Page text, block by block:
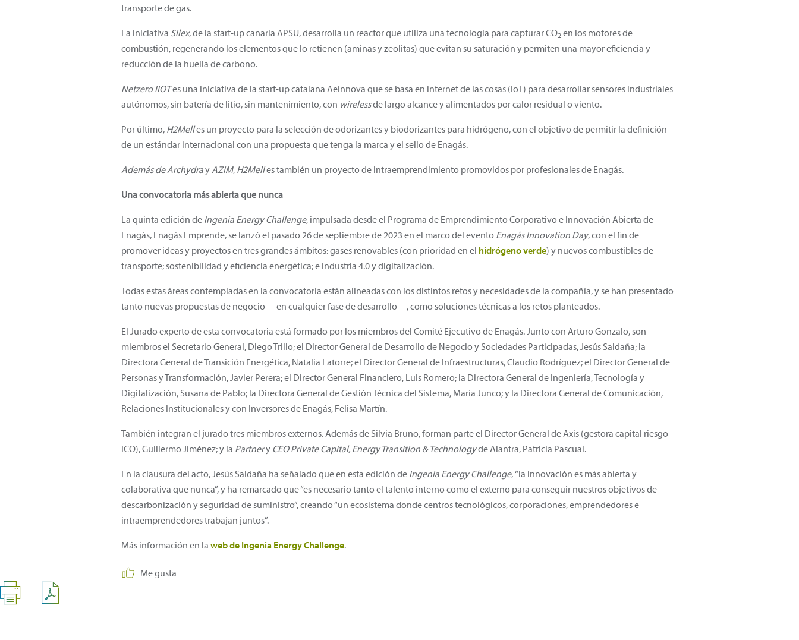
transporte de gas.
La iniciativa Silex,de la start-up canaria APSU, desarrolla un reactor que utiliza una tecnología para capturar CO2 en los motores de
combustión, regenerando los elementos que lo retienen (aminas y zeolitas) que evitan su saturación y permiten una mayor eficiencia y
reducción de la huella de carbono.
Netzero IIOTes una iniciativa de la start-up catalana Aeinnova que se basa en internet de las cosas (IoT) para desarrollar sensores industriales
autónomos, sin batería de litio, sin mantenimiento, con wirelessde largo alcance y alimentados por calor residual o viento.
Por último, H2Melles un proyecto para la selección de odorizantes y biodorizantes para hidrógeno, con el objetivo de permitir la definición
de un estándar internacional con una propuesta que tenga la marca y el sello de Enagás.
Además de ArchydrayAZIM, H2Melles también un proyecto de intraemprendimiento promovidos por profesionales de Enagás.
Una convocatoria más abierta que nunca
La quinta edición de Ingenia Energy Challenge, impulsada desde el Programa de Emprendimiento Corporativo e Innovación Abierta de
Enagás, Enagás Emprende, se lanzó el pasado 26 de septiembre de 2023 en el marco del evento Enagás Innovation Day, con el fin de
promover ideas y proyectos en tres grandes ámbitos: gases renovables (con prioridad en el hidrógeno verde) y nuevos combustibles de
transporte; sostenibilidad y eficiencia energética; e industria 4.0 y digitalización.
Todas estas áreas contempladas en la convocatoria están alineadas con los distintos retos y necesidades de la compañía, y se han presentado
tanto nuevas propuestas de negocio —en cualquier fase de desarrollo—, como soluciones técnicas a los retos planteados.
El Jurado experto de esta convocatoria está formado por los miembros del Comité Ejecutivo de Enagás. Junto con Arturo Gonzalo, son
miembros el Secretario General, Diego Trillo; el Director General de Desarrollo de Negocio y Sociedades Participadas, Jesús Saldaña; la
Directora General de Transición Energética, Natalia Latorre; el Director General de Infraestructuras, Claudio Rodríguez; el Director General de
Personas y Transformación, Javier Perera; el Director General Financiero, Luis Romero; la Directora General de Ingeniería, Tecnología y
Digitalización, Susana de Pablo; la Directora General de Gestión Técnica del Sistema, María Junco; y la Directora General de Comunicación,
Relaciones Institucionales y con Inversores de Enagás, Felisa Martín.
También integran el jurado tres miembros externos. Además de Silvia Bruno, forman parte el Director General de Axis (gestora capital riesgo
ICO), Guillermo Jiménez; y la Partnery CEO Private Capital, Energy Transition & Technologyde Alantra, Patricia Pascual.
En la clausura del acto, Jesús Saldaña ha señalado que en esta edición de Ingenia Energy Challenge,“la innovación es más abierta y
colaborativa que nunca”, y ha remarcado que “es necesario tanto el talento interno como el externo para conseguir nuestros objetivos de
descarbonización y seguridad de suministro”, creando “un ecosistema donde centros tecnológicos, corporaciones, emprendedores e
intraemprendedores trabajan juntos”.
Más información en la web de Ingenia Energy Challenge.
Me gusta